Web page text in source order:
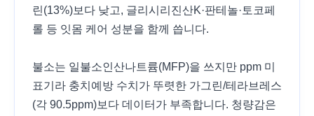
린(13%)보다 낮고, 글리시리진산K·판테놀·토코페
롤 등 잇몸 케어 성분을 함께 씁니다.
불소는 일불소인산나트륨(MFP)을 쓰지만 ppm 미
표기라 충치예방 수치가 뚜렷한 가그린/테라브레스
(각 90.5ppm)보다 데이터가 부족합니다. 청량감은